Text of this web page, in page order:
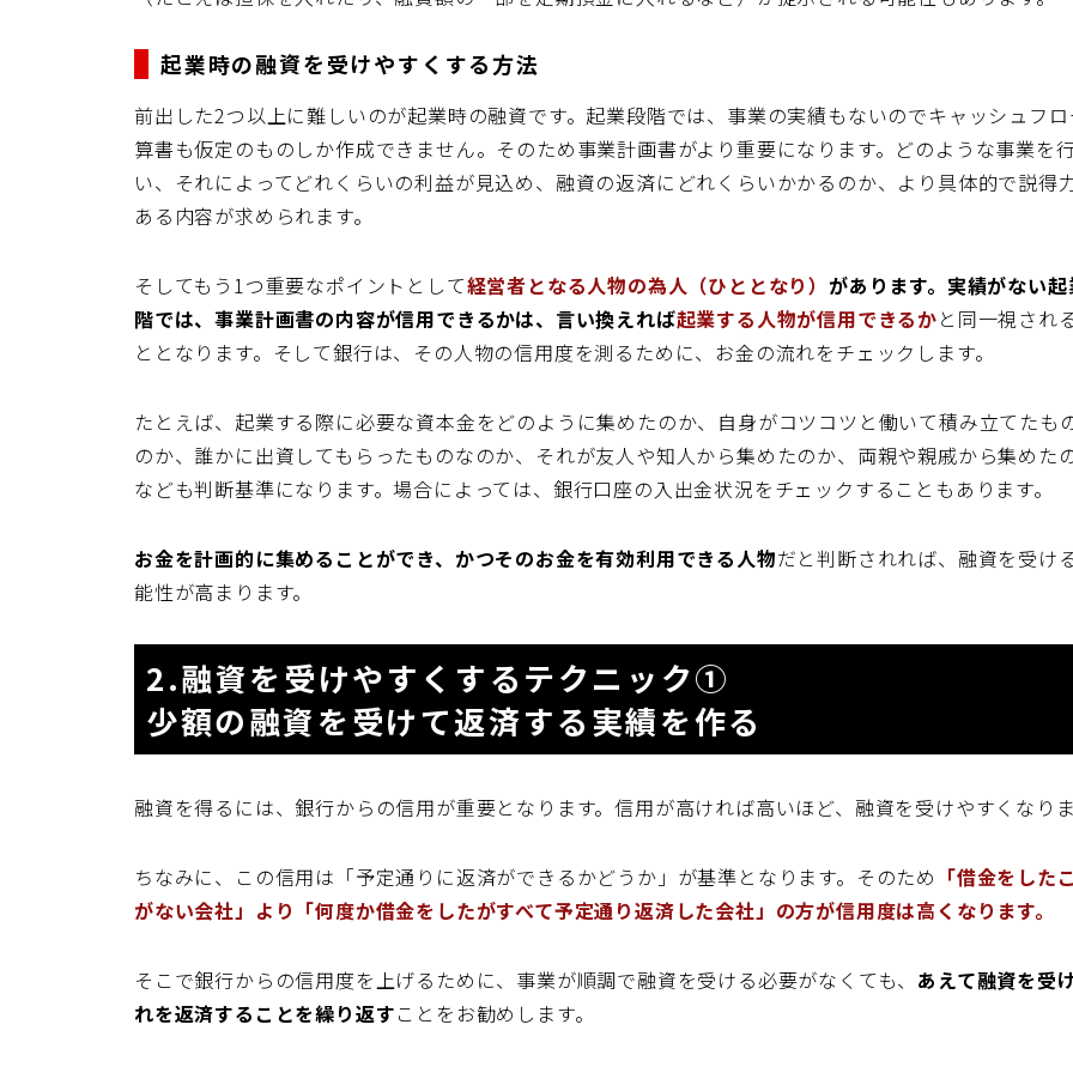
起業時の融資を受けやすくする方法
前出した2つ以上に難しいのが起業時の融資です。起業段階では、事業の実績もないのでキャッシュフ
算書も仮定のものしか作成できません。そのため事業計画書がより重要になります。どのような事業を
い、それによってどれくらいの利益が見込め、融資の返済にどれくらいかかるのか、より具体的で説得
ある内容が求められます。
そしてもう1つ重要なポイントとして経営者となる人物の為人（ひととなり） があります。実績がない起
階では、事業計画書の内容が信用できるかは、言い換えれば起業する人物が信用できるかと同一視され
ととなります。そして銀行は、その人物の信用度を測るために、お金の流れをチェックします。
たとえば、起業する際に必要な資本金をどのように集めたのか、自身がコツコツと働いて積み立てたも
のか、誰かに出資してもらったものなのか、それが友人や知人から集めたのか、両親や親戚から集めた
なども判断基準になります。場合によっては、銀行口座の入出金状況をチェックすることもあります。
お金を計画的に集めることができ、かつそのお金を有効利用できる人物だと判断されれば、融資を受け
能性が高まります。
2.融資を受けやすくするテクニック①
少額の融資を受けて返済する実績を作る
融資を得るには、銀行からの信用が重要となります。信用が高ければ高いほど、融資を受けやすくなりま
ちなみに、この信用は「予定通りに返済ができるかどうか」が基準となります。そのため 「借金をした
がない会社」より「何度か借金をしたがすべて予定通り返済した会社」の方が信用度は高くなります。
そこで銀行からの信用度を上げるために、事業が順調で融資を受ける必要がなくても、 あえて融資を受
れを返済することを繰り返すことをお勧めします。